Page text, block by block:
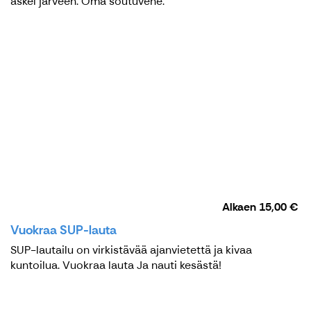
Alkaen 15,00 €
Vuokraa SUP-lauta
SUP-lautailu on virkistävää ajanvietettä ja kivaa
kuntoilua. Vuokraa lauta Ja nauti kesästä!